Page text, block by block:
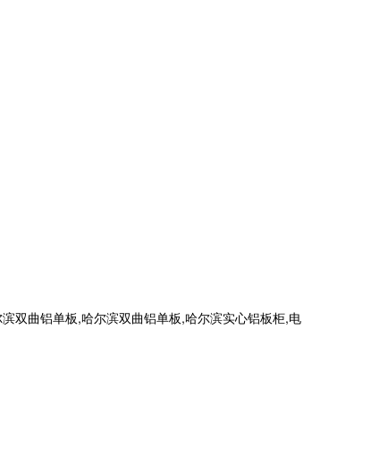
双曲铝单板,哈尔滨双曲铝单板,哈尔滨实心铝板柜,电